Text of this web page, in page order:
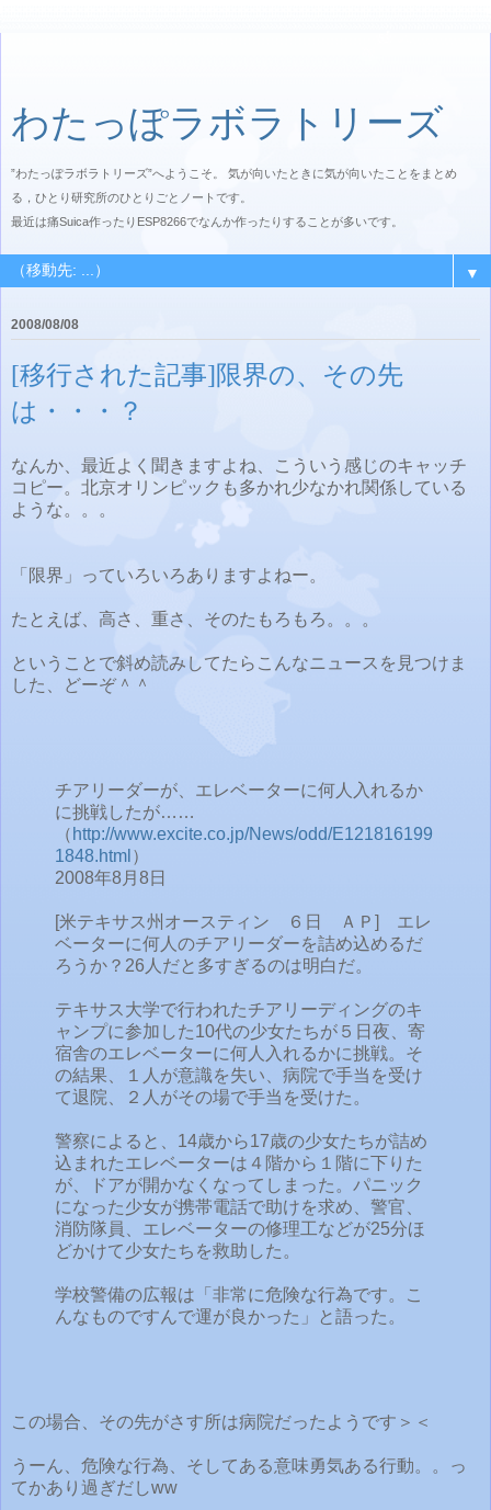
わたっぽラボラトリーズ
”わたっぽラボラトリーズ”へようこそ。 気が向いたときに気が向いたことをまとめ
る，ひとり研究所のひとりごとノートです。
最近は痛Suica作ったりESP8266でなんか作ったりすることが多いです。
▼
2008/08/08
[移行された記事]限界の、その先
は・・・？
なんか、最近よく聞きますよね、こういう感じのキャッチ
コピー。北京オリンピックも多かれ少なかれ関係している
ような。。。
「限界」っていろいろありますよねー。
たとえば、高さ、重さ、そのたもろもろ。。。
ということで斜め読みしてたらこんなニュースを見つけま
した、どーぞ＾＾
チアリーダーが、エレベーターに何人入れるか
に挑戦したが……
（ http://www.excite.co.jp/News/odd/E121816199
1848.html ）
2008年8月8日
[米テキサス州オースティン ６日 ＡＰ] エレ
ベーターに何人のチアリーダーを詰め込めるだ
ろうか？26人だと多すぎるのは明白だ。
テキサス大学で行われたチアリーディングのキ
ャンプに参加した10代の少女たちが５日夜、寄
宿舎のエレベーターに何人入れるかに挑戦。そ
の結果、１人が意識を失い、病院で手当を受け
て退院、２人がその場で手当を受けた。
警察によると、14歳から17歳の少女たちが詰め
込まれたエレベーターは４階から１階に下りた
が、ドアが開かなくなってしまった。パニック
になった少女が携帯電話で助けを求め、警官、
消防隊員、エレベーターの修理工などが25分ほ
どかけて少女たちを救助した。
学校警備の広報は「非常に危険な行為です。こ
んなものですんで運が良かった」と語った。
この場合、その先がさす所は病院だったようです＞＜
うーん、危険な行為、そしてある意味勇気ある行動。。っ
てかあり過ぎだしww